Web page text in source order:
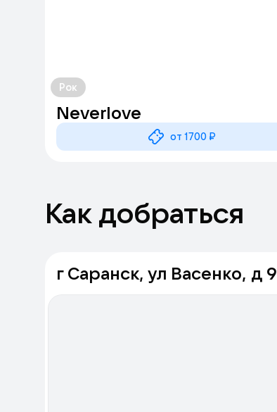
Рок
Neverlove
от 1700 ₽
Как добраться
г Саранск, ул Васенко, д 9